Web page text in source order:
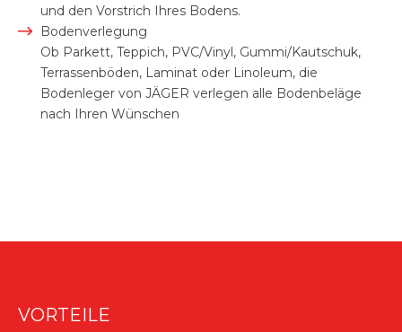
und den Vorstrich Ihres Bodens.
Bodenverlegung
Ob Parkett, Teppich, PVC/Vinyl, Gummi/Kautschuk,
Terrassenböden, Laminat oder Linoleum, die
Bodenleger von JÄGER verlegen alle Bodenbeläge
nach Ihren Wünschen
VORTEILE